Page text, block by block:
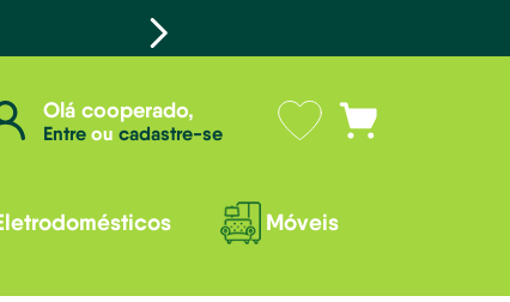
Olá cooperado,
Entreou cadastre-se
Móveis